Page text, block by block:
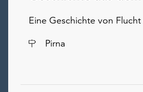
Eine Geschichte von
Ort
Pirna